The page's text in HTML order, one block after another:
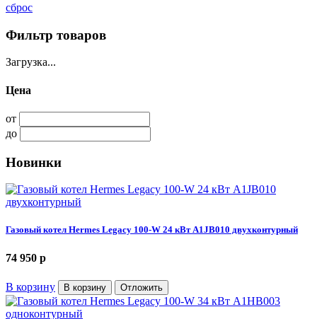
сброс
Фильтр товаров
Загрузка...
Цена
от
до
Новинки
Газовый котел Hermes Legacy 100-W 24 кВт A1JB010 двухконтурный
74 950 p
В корзину В корзину Отложить